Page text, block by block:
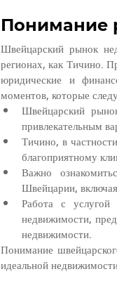
Понимание
Швейцарский рынок
регионах, как Тичино.
юридические и
моментов, которые
Швейцарский
привлекательным
Тичино, в
благоприятному
Важно
Швейцарии,
Работа с
недвижимости,
недвижимости.
Понимание
идеальной